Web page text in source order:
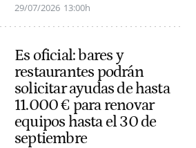
29/07/2026 13:00h
Es oficial: bares y
restaurantes podrán
solicitar ayudas de hasta
11.000 € para renovar
equipos hasta el 30 de
septiembre